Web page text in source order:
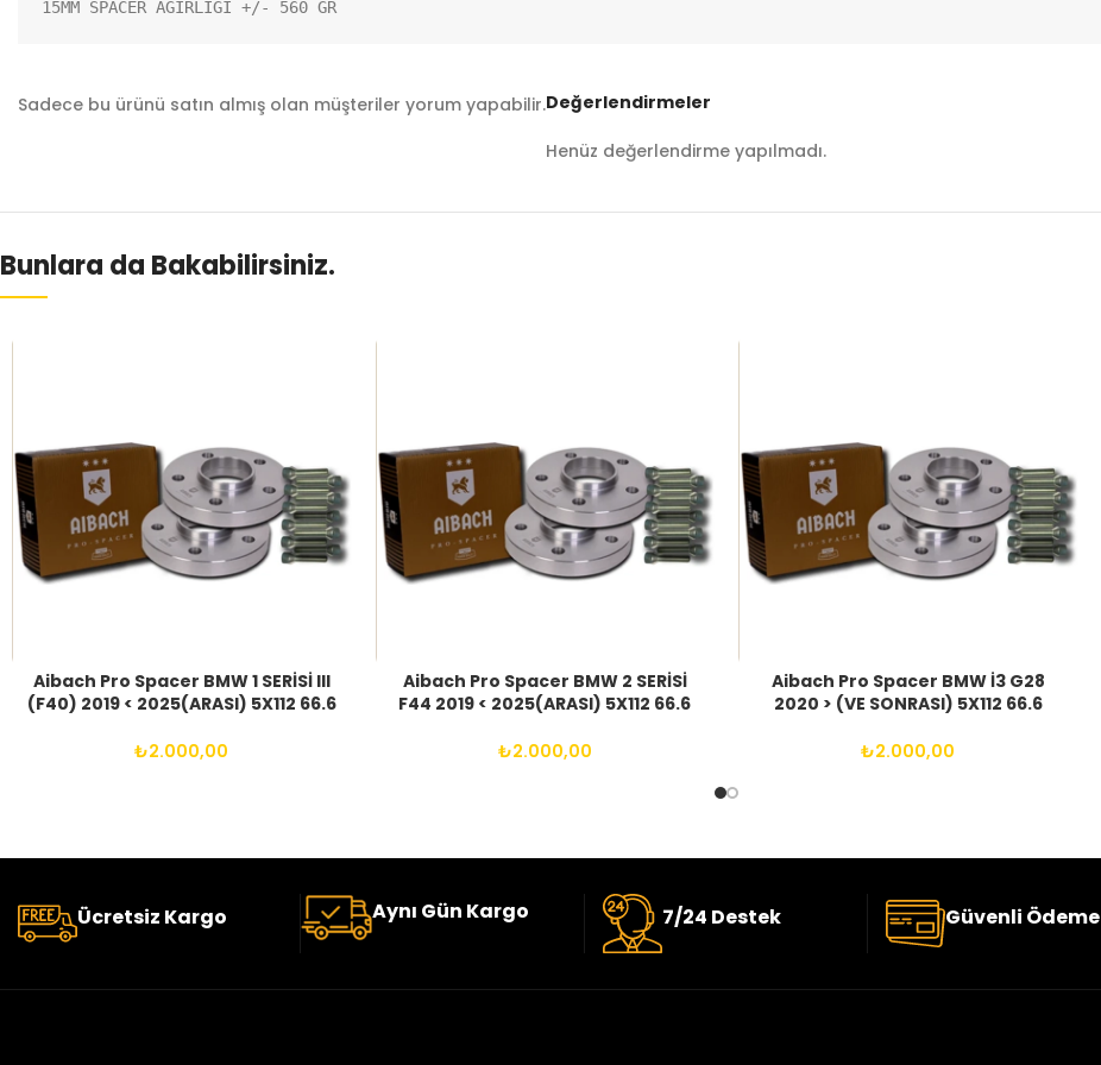
15MM SPACER AĞIRLIĞI +/- 560 GR
Değerlendirmeler
Henüz değerlendirme yapılmadı.
Sadece bu ürünü satın almış olan müşteriler yorum yapabilir.
Bunlara da Bakabilirsiniz.
Aibach Pro Spacer BMW 1 SERİSİ III
(F40) 2019 < 2025(ARASI) 5X112 66.6
₺2.000,00
Aibach Pro Spacer BMW 2 SERİSİ
F44 2019 < 2025(ARASI) 5X112 66.6
₺2.000,00
Aibach Pro Spacer BMW İ3 G28
2020 > (VE SONRASI) 5X112 66.6
₺2.000,00
Ücretsiz Kargo Aynı Gün Kargo 7/24 Destek Güvenli Ödeme